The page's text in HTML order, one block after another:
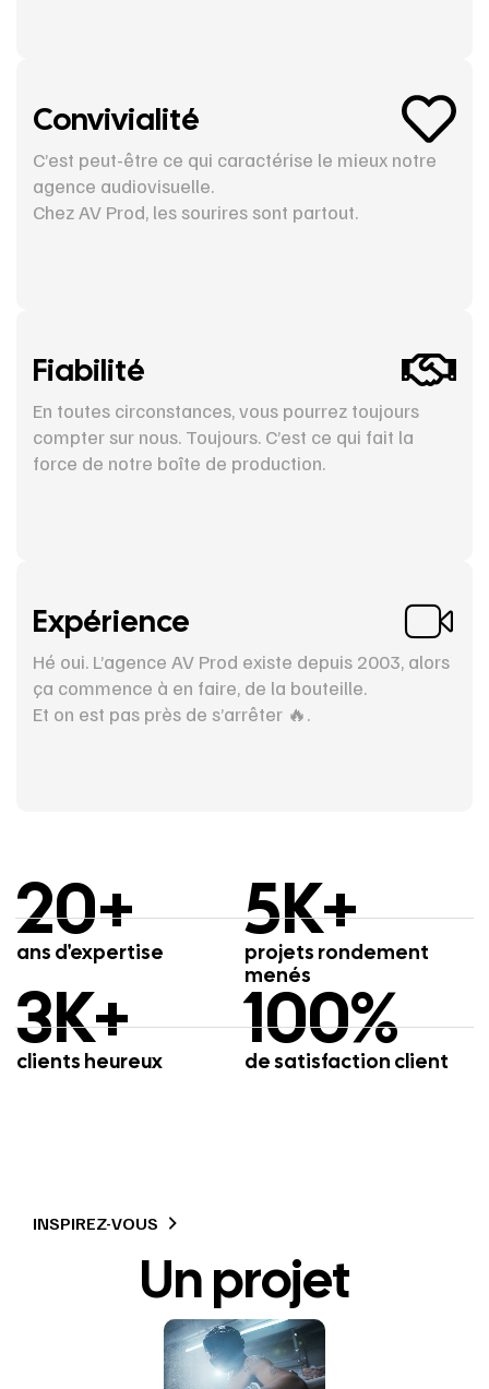
Convivialité
C’est peut-être ce qui caractérise le mieux notre
agence audiovisuelle.
Chez AV Prod, les sourires sont partout.
Fiabilité
En toutes circonstances, vous pourrez toujours
compter sur nous. Toujours. C’est ce qui fait la
force de notre boîte de production.
Expérience
Hé oui. L’agence AV Prod existe depuis 2003, alors
ça commence à en faire, de la bouteille.
Et on est pas près de s’arrêter 🔥.
ans d'expertise
20+
projets rondement
menés
5K+
clients heureux
3K+ de satisfaction client
100%
INSPIREZ-VOUS
Un projet